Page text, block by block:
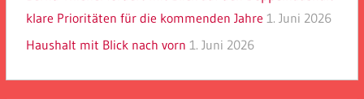
klare Prioritäten für die kommenden Jahre 1. Juni 2026
Haushalt mit Blick nach vorn 1. Juni 2026